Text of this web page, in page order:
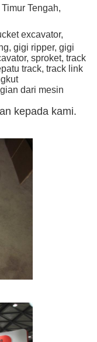
Tengah,
excavator,
gigi ripper, gigi
sproket, track
track, track link
dari mesin
kepada kami.